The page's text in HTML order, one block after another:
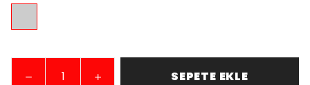
SEPETE EKLE